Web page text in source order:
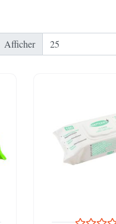
Afficher